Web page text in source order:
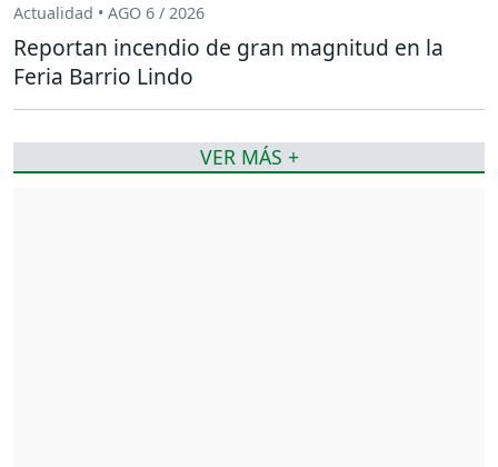
Actualidad • AGO 6 / 2026
Reportan incendio de gran magnitud en la
Feria Barrio Lindo
VER MÁS +